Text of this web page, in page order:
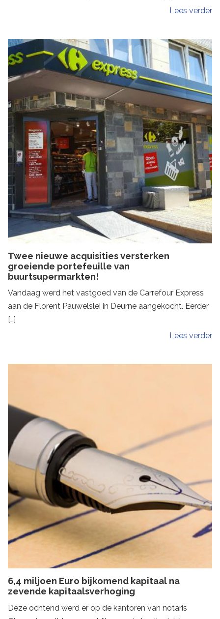
Lees verder
Twee nieuwe acquisities versterken
groeiende portefeuille van
buurtsupermarkten!
Vandaag werd het vastgoed van de Carrefour Express
aan de Florent Pauwelslei in Deurne aangekocht. Eerder
[…]
Lees verder
6,4 miljoen Euro bijkomend kapitaal na
zevende kapitaalsverhoging
Deze ochtend werd er op de kantoren van notaris